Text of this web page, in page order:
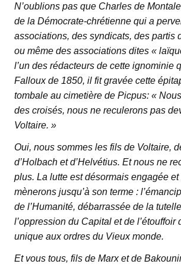
N’oublions pas que Charles de
de la Démocrate-chrétienne qui a
associations, des syndicats, des partis
ou même des associations dites «
l’un des rédacteurs de cette ignominie
Falloux de 1850, il fit gravée cette
tombale au cimetière de Picpus: «
des croisés, nous ne reculerons pas
Voltaire. »
Oui, nous sommes les fils de Voltaire,
d’Holbach et d’Helvétius. Et nous ne
plus. La lutte est désormais engagée et
mènerons jusqu’à son terme :
de l’Humanité, débarrassée de la
l’oppression du Capital et de l’étouffoir
unique aux ordres du Vieux monde.
Et vous tous, fils de Marx et de